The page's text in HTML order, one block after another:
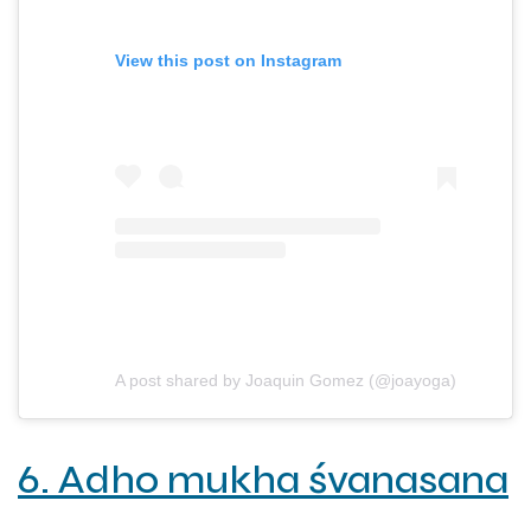
View this post on Instagram
A post shared by Joaquin Gomez (@joayoga)
6. Adho mukha śvanasana